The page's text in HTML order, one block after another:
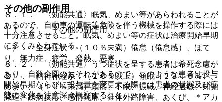
８．１． 〈効能共通〉眠気、めまい等があらわれることが
あるので、自動車の運転等危険を伴う機械を操作する際には
十分注意させること。眠気、めまい等の症状は治療開始早期
に多くみられている。
８．２． 〈効能共通〉うつ症状を呈する患者は希死念慮が
あり、自殺企図のおそれがあるので、このような患者は投与
開始早期ならびに投与量を変更する際には患者の状態及び病
態の変化を注意深く観察すること。
その他の副作用
１１．２． その他の副作用
１）． 全身症状：（１０％未満）倦怠（倦怠感）、ほて
り、無力症、疲労、発熱、悪寒。
２）． 精神神経系：（１０％以上）傾眠（２３．６％）、
めまい、（１０％未満）頭痛、不眠、振戦、神経過敏、知覚
減退、躁病反応、感情鈍麻、錐体外路障害、あくび、＊アカ